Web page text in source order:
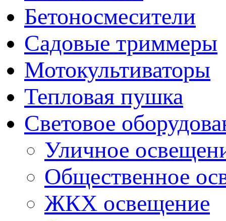
Бетоносмесители
Садовые триммеры
Мотокультиваторы
Тепловая пушка
Световое
Уличное
Общественное
ЖКХ освещение